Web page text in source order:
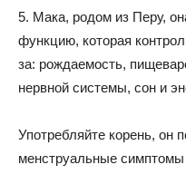
5. Мака, родом из Перу,
функцию, которая
за: рождаемость,
нервной системы, сон и
Употребляйте корень, он
менструальные симптомы